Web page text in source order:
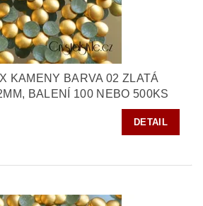
KAMENY BARVA 02 ZLATÁ
BALENÍ 100 NEBO 500KS
DETAIL